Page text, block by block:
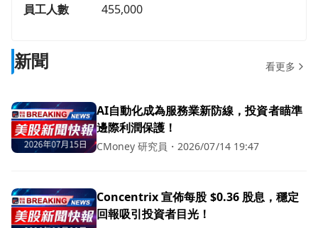
員工人數
455,000
新聞 看更多
AI自動化成為服務業新防線，投資者瞄準
邊際利潤保護！
CMoney 研究員 ・ 2026/07/14 19:47
Concentrix 宣佈每股 $0.36 股息，穩定
回報吸引投資者目光！